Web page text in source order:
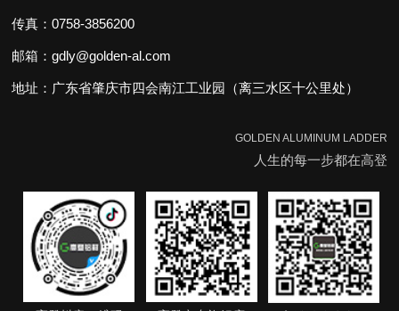
传真：0758-3856200
邮箱：gdly@golden-al.com
地址：广东省肇庆市四会南江工业园（离三水区十公里处）
GOLDEN ALUMINUM LADDER
人生的每一步都在高登